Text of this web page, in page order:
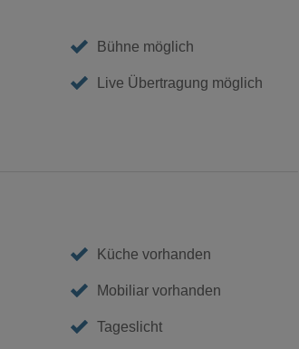
Bühne möglich
Live Übertragung möglich
Küche vorhanden
Mobiliar vorhanden
Tageslicht